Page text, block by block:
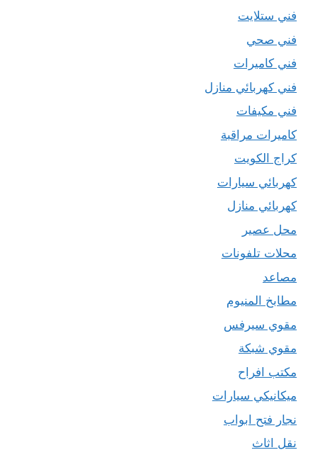
فني ستلايت
فني صحي
فني كاميرات
فني كهربائي منازل
فني مكيفات
كاميرات مراقبة
كراج الكويت
كهربائي سيارات
كهربائي منازل
محل عصير
محلات تلفونات
مصاعد
مطابخ المنيوم
مقوي سيرفس
مقوي شبكة
مكتب افراح
ميكانيكي سيارات
نجار فتح ابواب
نقل اثاث